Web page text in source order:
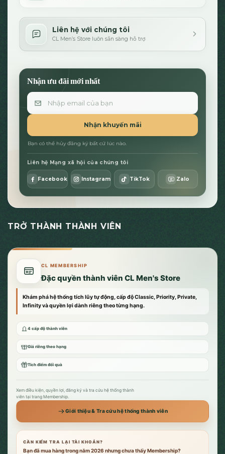
Liên hệ với chúng tôi
CL Men’s Store luôn sẵn sàng hỗ trợ
Nhận ưu đãi mới nhất
Email
Nhận khuyến mãi
Bạn có thể hủy đăng ký bất cứ lúc nào.
Liên hệ Mạng xã hội của chúng tôi
Facebook Instagram TikTok Zalo
TRỞ THÀNH THÀNH VIÊN
CL MEMBERSHIP
Đặc quyền thành viên CL Men's Store
Khám phá hệ thống tích lũy tự động, cấp độ Classic, Priority, Private,
Infinity và quyền lợi dành riêng theo từng hạng.
4 cấp độ thành viên
Giá riêng theo hạng
Tích điểm đổi quà
Xem điều kiện, quyền lợi, đăng ký và tra cứu hệ thống thành
viên tại trang Membership.
Giới thiệu & Tra cứu hệ thống thành viên
CẦN KIỂM TRA LẠI TÀI KHOẢN?
Bạn đã mua hàng trong năm 2026 nhưng chưa thấy Membership?